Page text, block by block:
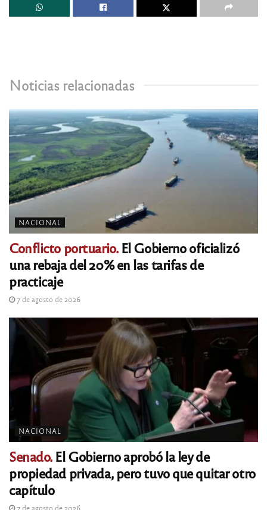
Noticias relacionadas
NACIONAL
Conflicto portuario.El Gobierno oficializó
una rebaja del 20% en las tarifas de
practicaje
7 de agosto de 2026
NACIONAL
Senado.El Gobierno aprobó la ley de
propiedad privada, pero tuvo que quitar otro
capítulo
7 de agosto de 2026